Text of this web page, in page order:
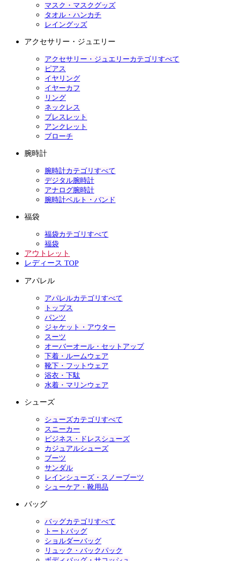
マスク・マスクグッズ
タオル・ハンカチ
レイングッズ
アクセサリー・ジュエリー
アクセサリー・ジュエリーカテゴリすべて
ピアス
イヤリング
イヤーカフ
リング
ネックレス
ブレスレット
アンクレット
ブローチ
腕時計
腕時計カテゴリすべて
デジタル腕時計
アナログ腕時計
腕時計ベルト・バンド
福袋
福袋カテゴリすべて
福袋
アウトレット
レディース TOP
アパレル
アパレルカテゴリすべて
トップス
パンツ
ジャケット・アウター
スーツ
オーバーオール・セットアップ
下着・ルームウェア
靴下・フットウェア
浴衣・下駄
水着・マリンウェア
シューズ
シューズカテゴリすべて
スニーカー
ビジネス・ドレスシューズ
カジュアルシューズ
ブーツ
サンダル
レインシューズ・スノーブーツ
シューケア・靴用品
バッグ
バッグカテゴリすべて
トートバッグ
ショルダーバッグ
リュック・バックパック